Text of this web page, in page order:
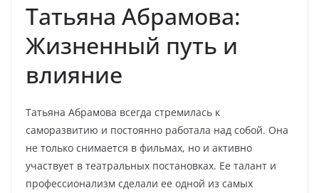
Татьяна Абрамова:
Жизненный путь и
влияние
Татьяна Абрамова всегда стремилась к
саморазвитию и постоянно работала над собой. Она
не только снимается в фильмах, но и активно
участвует в театральных постановках. Ее талант и
профессионализм сделали ее одной из самых